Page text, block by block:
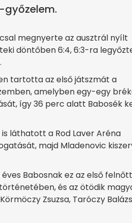
győzelem.
megnyerte az ausztrál nyílt
döntőben 6:4, 6:3-ra
tartotta az első játszmát a
amelyben egy-egy
így 36 perc alatt Babosék
láthatott a Rod Laver Aréna
majd Mladenovic
Babosnak ez az első
és az ötödik
Zsuzsa, Taróczy